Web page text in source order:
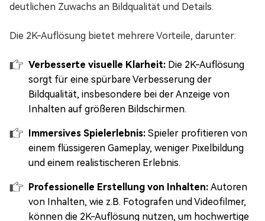
deutlichen Zuwachs an Bildqualität und Details.
Die 2K-Auflösung bietet mehrere Vorteile, darunter:
Verbesserte visuelle Klarheit: Die 2K-Auflösung
sorgt für eine spürbare Verbesserung der
Bildqualität, insbesondere bei der Anzeige von
Inhalten auf größeren Bildschirmen.
Immersives Spielerlebnis: Spieler profitieren von
einem flüssigeren Gameplay, weniger Pixelbildung
und einem realistischeren Erlebnis.
Professionelle Erstellung von Inhalten: Autoren
von Inhalten, wie z.B. Fotografen und Videofilmer,
können die 2K-Auflösung nutzen, um hochwertige